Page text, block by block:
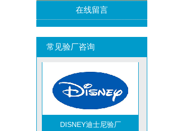
在线留言
常见验厂咨询
ICTI验厂
DISNEY迪士尼验厂